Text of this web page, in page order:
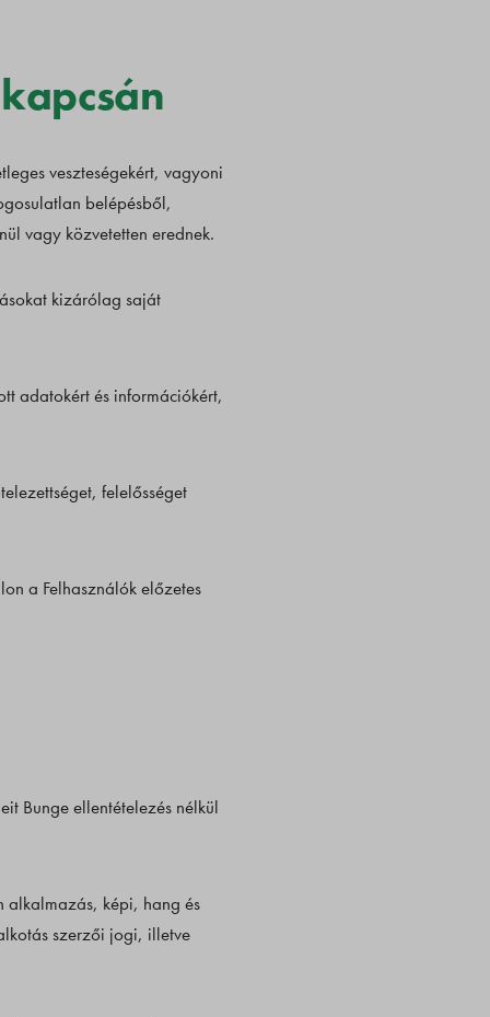
veszteségekért, vagyoni
belépésből,
vagy közvetetten erednek.
kizárólag saját
adatokért és információkért,
felelősséget
a Felhasználók előzetes
Bunge ellentételezés nélkül
képi, hang és
szerzői jogi, illetve